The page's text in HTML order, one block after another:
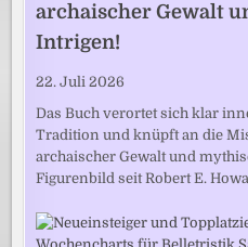
archaischer Gewalt
Intrigen!
22. Juli 2026
Das Buch verortet sich klar
Tradition und knüpft an die
archaischer Gewalt und
Figurenbild seit Robert E.